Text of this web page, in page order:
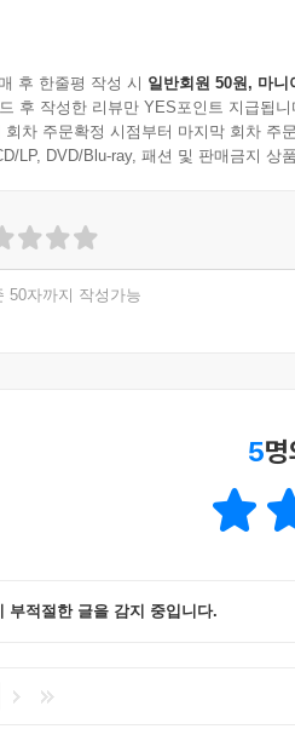
후 한줄평 작성 시 일반회원 50원, 마니
후 작성한 리뷰만 YES포인트 지급됩니
회차 주문확정 시점부터 마지막 회차 주
LP, DVD/Blu-ray, 패션 및 판매금지 상
50자까지 작성가능
5
부적절한 글을 감지 중입니다.